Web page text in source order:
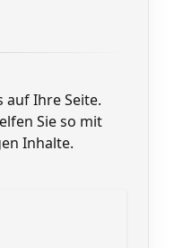
auf Ihre Seite.
Sie so mit
Inhalte.